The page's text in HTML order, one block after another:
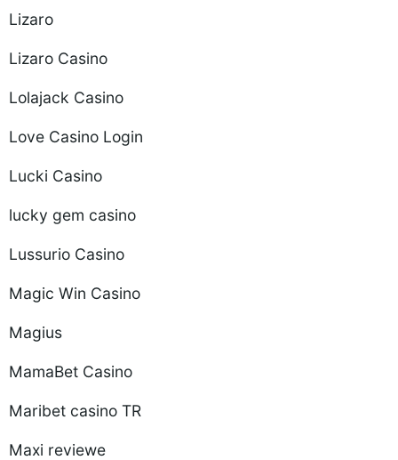
Lizaro
Lizaro Casino
Lolajack Casino
Love Casino Login
Lucki Casino
lucky gem casino
Lussurio Casino
Magic Win Casino
Magius
MamaBet Casino
Maribet casino TR
Maxi reviewe